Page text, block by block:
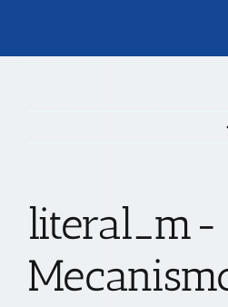
TRANSPARENCIA
CONTACTO
literal_m-